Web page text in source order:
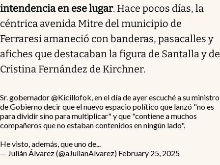
intendencia en ese lugar. Hace pocos días, la
céntrica avenida Mitre del municipio de
Ferraresi amaneció con banderas, pasacalles y
afiches que destacaban la figura de Santalla y de
Cristina Fernández de Kirchner.
Sr. gobernador@Kicillofok, en el día de ayer escuché a su ministro
de Gobierno decir que el nuevo espacio político que lanzó "no es
para dividir sino para multiplicar" y que "contiene a muchos
compañeros que no estaban contenidos en ningún lado".
He visto, además, que uno de...
— Julián Álvarez (@aJulianAlvarez) February 25, 2025